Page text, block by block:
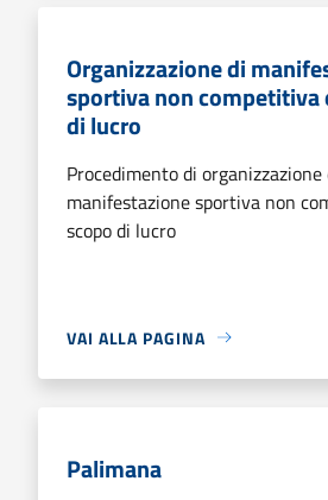
Organizzazione di
sportiva non competitiva
di lucro
Procedimento di organizzazione
manifestazione sportiva non
scopo di lucro
VAI ALLA PAGINA
Palimana